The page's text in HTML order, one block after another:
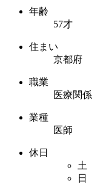
年齢
57才
住まい
京都府
職業
医療関係
業種
医師
休日
土
日